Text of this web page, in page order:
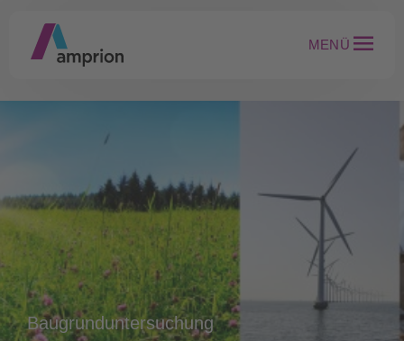
MENÜ
Baugrunduntersuchung